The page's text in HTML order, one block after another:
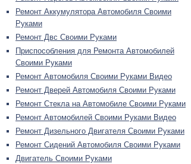
Ремонт Аккумулятора Автомобиля Своими
Руками
Ремонт Двс Своими Руками
Приспособления для Ремонта Автомобилей
Своими Руками
Ремонт Автомобиля Своими Руками Видео
Ремонт Дверей Автомобиля Своими Руками
Ремонт Стекла на Автомобиле Своими Руками
Ремонт Автомобилей Своими Руками Видео
Ремонт Дизельного Двигателя Своими Руками
Ремонт Сидений Автомобиля Своими Руками
Двигатель Своими Руками